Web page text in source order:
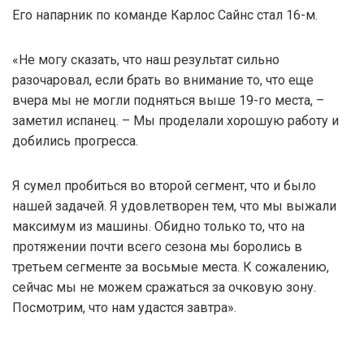
Его напарник по команде Карлос Сайнс стал 16-м.
«Не могу сказать, что наш результат сильно
разочаровал, если брать во внимание то, что еще
вчера мы не могли подняться выше 19-го места, –
заметил испанец. – Мы проделали хорошую работу и
добились прогресса.
Я сумел пробиться во второй сегмент, что и было
нашей задачей. Я удовлетворен тем, что мы выжали
максимум из машины. Обидно только то, что на
протяжении почти всего сезона мы боролись в
третьем сегменте за восьмые места. К сожалению,
сейчас мы не можем сражаться за очковую зону.
Посмотрим, что нам удастся завтра».